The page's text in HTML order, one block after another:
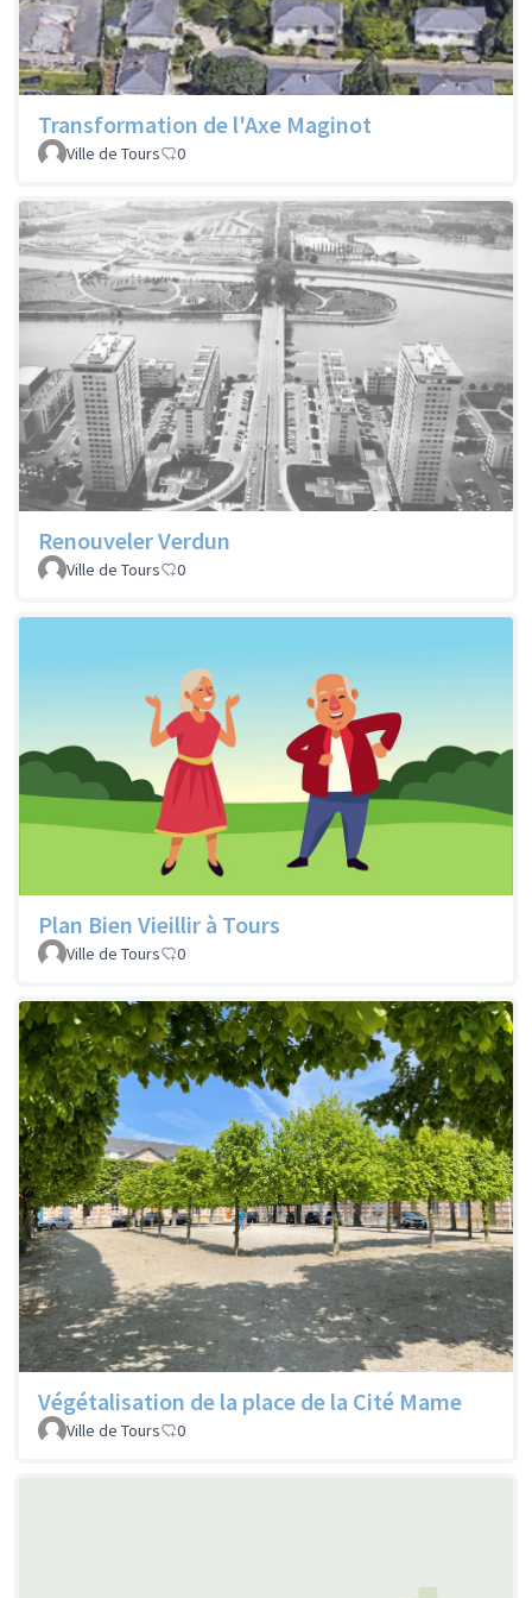
Transformation de l'Axe Maginot
Ville de Tours 0
Renouveler Verdun
Ville de Tours 0
Plan Bien Vieillir à Tours
Ville de Tours 0
Végétalisation de la place de la Cité Mame
Ville de Tours 0